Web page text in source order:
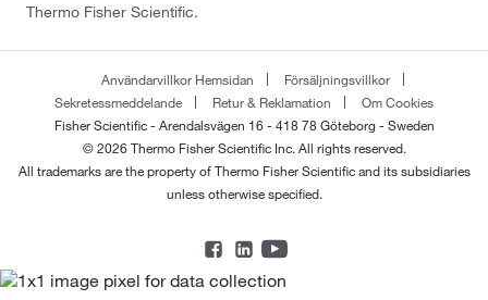
Thermo Fisher Scientific.
Användarvillkor Hemsidan
Försäljningsvillkor
Sekretessmeddelande
Retur & Reklamation
Om Cookies
Fisher Scientific - Arendalsvägen 16 - 418 78 Göteborg - Sweden
© 2026 Thermo Fisher Scientific Inc. All rights reserved.
All trademarks are the property of Thermo Fisher Scientific and its subsidiaries
unless otherwise specified.